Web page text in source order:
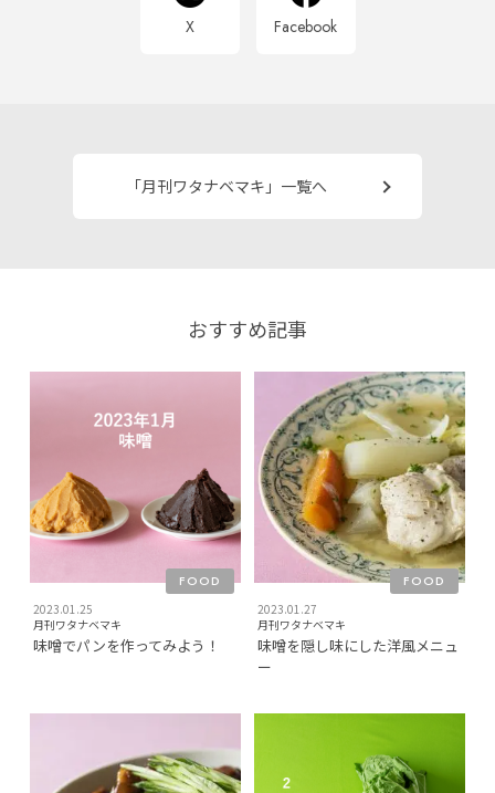
X Facebook
「月刊ワタナベマキ」一覧へ
おすすめ記事
2023.01.25
FOOD
月刊ワタナベマキ
味噌でパンを作ってみよう！
2023.01.27
FOOD
月刊ワタナベマキ
味噌を隠し味にした洋風メニュ
ー